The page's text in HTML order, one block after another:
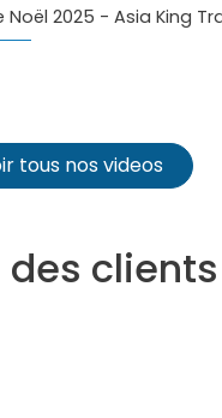
2025 - Asia King
tous nos videos
des clients